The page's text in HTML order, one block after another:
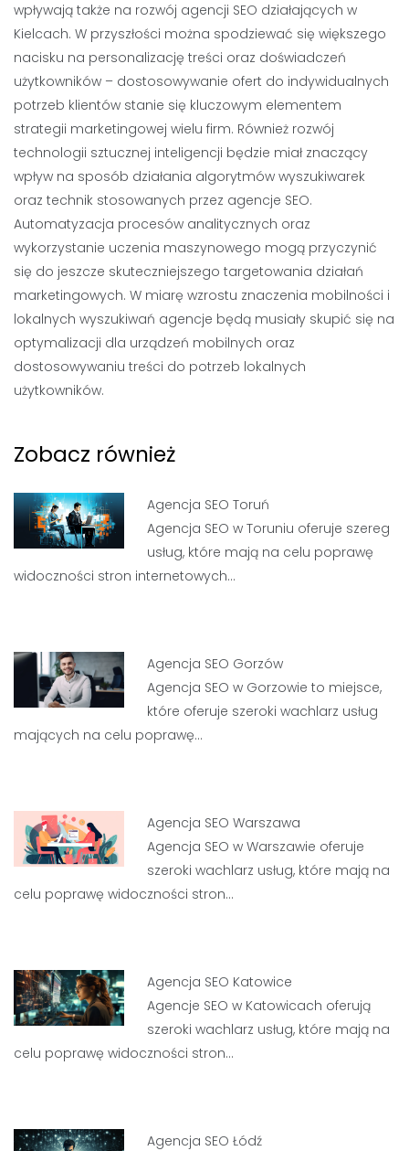
wpływają także na rozwój agencji SEO działających w
Kielcach. W przyszłości można spodziewać się większego
nacisku na personalizację treści oraz doświadczeń
użytkowników – dostosowywanie ofert do indywidualnych
potrzeb klientów stanie się kluczowym elementem
strategii marketingowej wielu firm. Również rozwój
technologii sztucznej inteligencji będzie miał znaczący
wpływ na sposób działania algorytmów wyszukiwarek
oraz technik stosowanych przez agencje SEO.
Automatyzacja procesów analitycznych oraz
wykorzystanie uczenia maszynowego mogą przyczynić
się do jeszcze skuteczniejszego targetowania działań
marketingowych. W miarę wzrostu znaczenia mobilności i
lokalnych wyszukiwań agencje będą musiały skupić się na
optymalizacji dla urządzeń mobilnych oraz
dostosowywaniu treści do potrzeb lokalnych
użytkowników.
Zobacz również
Agencja SEO Toruń
Agencja SEO w Toruniu oferuje szereg
usług, które mają na celu poprawę
widoczności stron internetowych…
Agencja SEO Gorzów
Agencja SEO w Gorzowie to miejsce,
które oferuje szeroki wachlarz usług
mających na celu poprawę…
Agencja SEO Warszawa
Agencja SEO w Warszawie oferuje
szeroki wachlarz usług, które mają na
celu poprawę widoczności stron…
Agencja SEO Katowice
Agencje SEO w Katowicach oferują
szeroki wachlarz usług, które mają na
celu poprawę widoczności stron…
Agencja SEO Łódź